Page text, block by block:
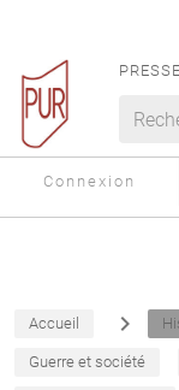
Connexion
Accueil navigate_next
Guerre et société